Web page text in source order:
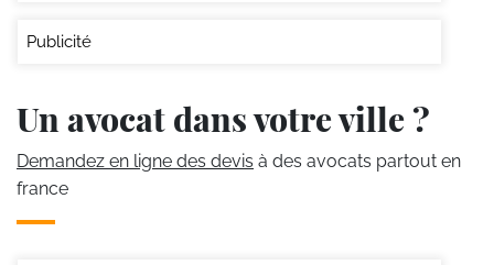
Publicité
Un avocat dans votre ville ?
Demandez en ligne des devis à des avocats partout en
france